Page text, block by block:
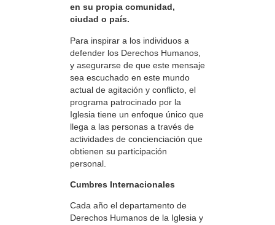
en su propia comunidad,
ciudad o país.
Para inspirar a los individuos a
defender los Derechos Humanos,
y asegurarse de que este mensaje
sea escuchado en este mundo
actual de agitación y conflicto, el
programa patrocinado por la
Iglesia tiene un enfoque único que
llega a las personas a través de
actividades de concienciación que
obtienen su participación
personal.
Cumbres Internacionales
Cada año el departamento de
Derechos Humanos de la Iglesia y